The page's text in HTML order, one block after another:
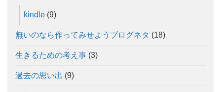
kindle (9)
無いのなら作ってみせようブログネタ (18)
生きるための考え事 (3)
過去の思い出 (9)